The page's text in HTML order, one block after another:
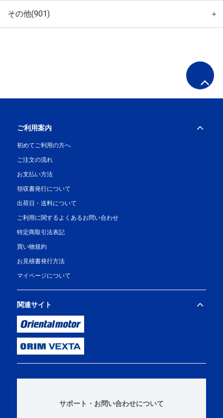
その他(901) ＋
ご利用案内
初めてご利用の方へ
ご注文の流れ
お支払い方法
領収書発行について
出荷日・送料について
ご利用に関するよくあるお問い合わせ
特定商取引法表記
買い物規約
お見積書発行方法
マイページについて
関連サイト
サポート・お問い合わせについて